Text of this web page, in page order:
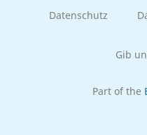
Datenschutz
Gib
Part of the